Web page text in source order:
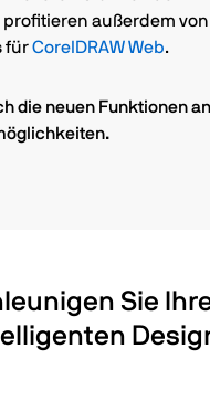
außerdem
fürCorelDRAW Web.
die neuen Funktionen
Sie